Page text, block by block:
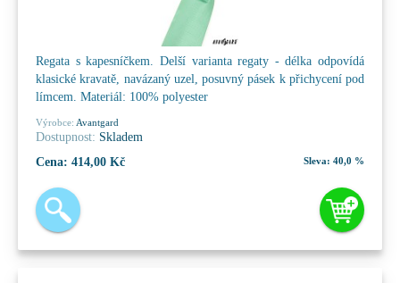
Regata s kapesníčkem. Delší varianta regaty - délka odpovídá
klasické kravatě, navázaný uzel, posuvný pásek k přichycení pod
límcem. Materiál: 100% polyester
Výrobce: Avantgard
Dostupnost: Skladem
Cena: 414,00 Kč Sleva: 40,0 %